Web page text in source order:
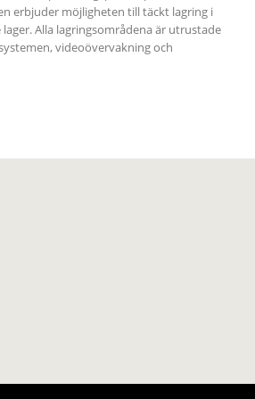
erbjuder möjligheten till täckt lagring i
Alla lagringsområdena är utrustade
videoövervakning och